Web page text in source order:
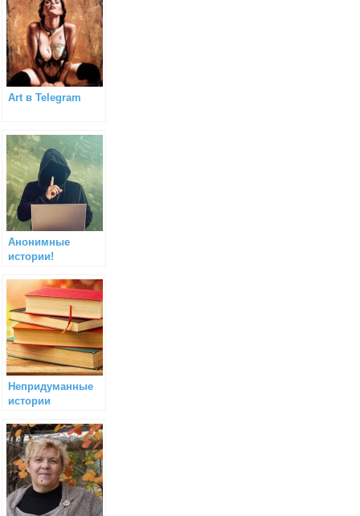
Art в Telegram
Анонимные
истории!
Непридуманные
истории